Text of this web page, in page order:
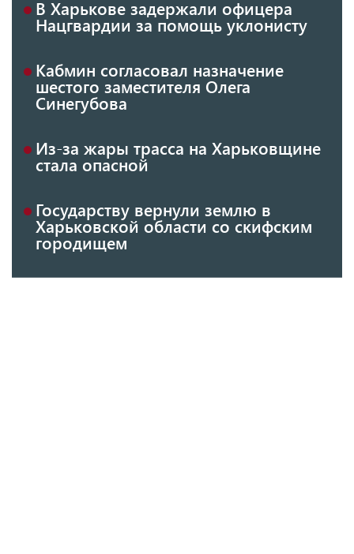
В Харькове задержали офицера
Нацгвардии за помощь уклонисту
Кабмин согласовал назначение
шестого заместителя Олега
Синегубова
Из-за жары трасса на Харьковщине
стала опасной
Государству вернули землю в
Харьковской области со скифским
городищем